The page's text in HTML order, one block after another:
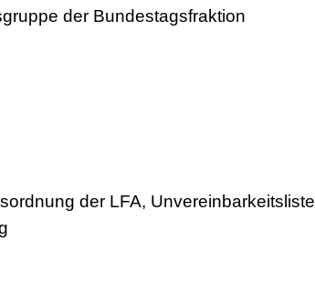
der Bundestagsfraktion
der LFA, Unvereinbarkeitsliste